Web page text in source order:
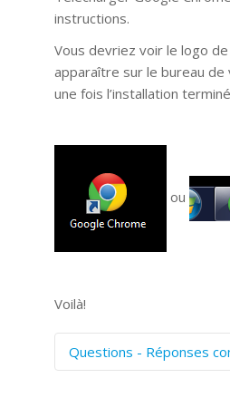
instructions.
Vous devriez voir le logo
apparaître sur le bureau
une fois l’installation
ou
Voilà!
Questions - Réponses